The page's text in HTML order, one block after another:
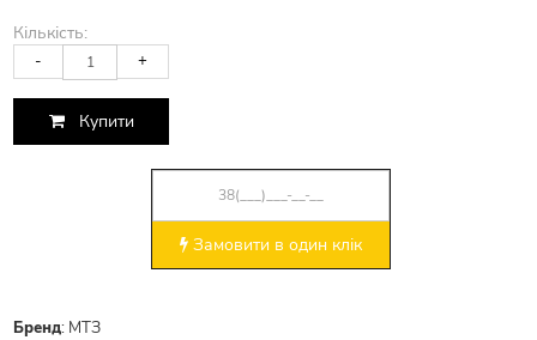
Кількість:
- +
Купити
Замовити в один клік
Бренд: МТЗ